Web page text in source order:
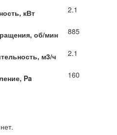
кВт 2.1
об/мин 885
м3/ч 2.1
Pa
160